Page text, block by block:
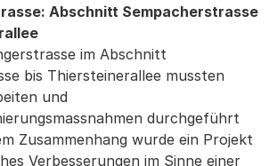
Abschnitt Sempacherstrasse
im Abschnitt
bis Thiersteinerallee mussten
und
durchgeführt
Zusammenhang wurde ein Projekt
Verbesserungen im Sinne einer